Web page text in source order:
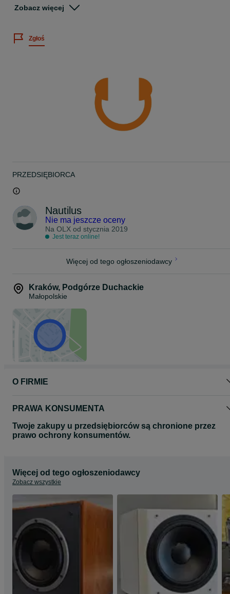
Salon Nautilus - ul. Malborska 24, Kraków
pre
Zobacz więcej
Zgłoś
PRZEDSIĘBIORCA
Nautilus
Nie ma jeszcze oceny
Na OLX od stycznia 2019
Jest teraz online!
Więcej od tego ogłoszeniodawcy
Kraków, Podgórze Duchackie
Małopolskie
O FIRMIE
PRAWA KONSUMENTA
Twoje zakupy u przedsiębiorców są chronione przez
prawo ochrony konsumentów.
Więcej od tego ogłoszeniodawcy
Zobacz wszystkie